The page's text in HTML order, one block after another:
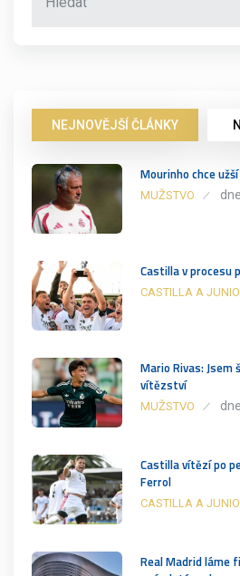
NEJNOVĚJŠÍ ČLÁNKY
Mourinho chce
MUŽSTVO
Castilla v procesu
CASTILLA A
Mario Rivas:
vítězství
MUŽSTVO
Castilla vítězí po
Ferrol
CASTILLA A
Real Madrid láme